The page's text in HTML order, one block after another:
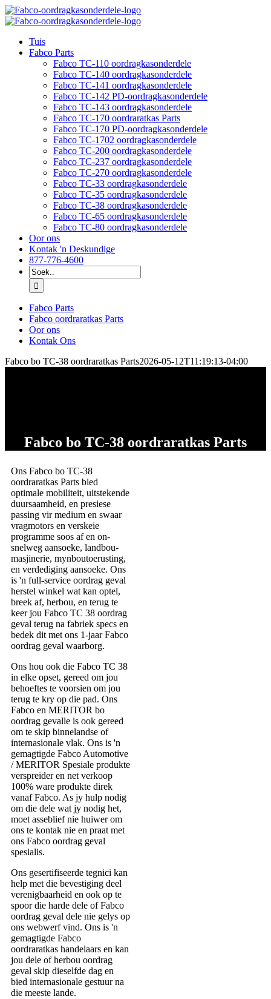
Slaan
oor
inhoudTuis
Fabco Parts
Fabco TC-110 oordragkasonderdele
Fabco TC-140 oordragkasonderdele
Fabco TC-141 oordragkasonderdele
Fabco TC-142 PD-oordragkasonderdele
Fabco TC-143 oordragkasonderdele
Fabco TC-170 oordraratkas Parts
Fabco TC-170 PD-oordragkasonderdele
Fabco TC-1702 oordragkasonderdele
Fabco TC-200 oordragkasonderdele
Fabco TC-237 oordragkasonderdele
Fabco TC-270 oordragkasonderdele
Fabco TC-33 oordragkasonderdele
Fabco TC-35 oordragkasonderdele
Fabco TC-38 oordragkasonderdele
Fabco TC-65 oordragkasonderdele
Fabco TC-80 oordragkasonderdele
Oor ons
Kontak 'n Deskundige
877-776-4600
Soek
vir:
Fabco Parts
Fabco oordraratkas Parts
Oor ons
Kontak Ons
Fabco bo TC-38 oordraratkas Parts2026-05-12T11:19:13-04:00
Fabco bo TC-38 oordraratkas Parts
Ons Fabco bo TC-38
oordraratkas Parts bied
optimale mobiliteit, uitstekende
duursaamheid, en presiese
passing vir medium en swaar
vragmotors en verskeie
programme soos af en on-
snelweg aansoeke, landbou-
masjinerie, mynboutoerusting,
en verdediging aansoeke. Ons
is 'n full-service oordrag geval
herstel winkel wat kan optel,
breek af, herbou, en terug te
keer jou Fabco TC 38 oordrag
geval terug na fabriek specs en
bedek dit met ons 1-jaar Fabco
oordrag geval waarborg.
Ons hou ook die Fabco TC 38
in elke opset, gereed om jou
behoeftes te voorsien om jou
terug te kry op die pad. Ons
Fabco en MERITOR bo
oordrag gevalle is ook gereed
om te skip binnelandse of
internasionale vlak. Ons is 'n
gemagtigde Fabco Automotive
/ MERITOR Spesiale produkte
verspreider en net verkoop
100% ware produkte direk
vanaf Fabco. As jy hulp nodig
om die dele wat jy nodig het,
moet asseblief nie huiwer om
ons te kontak nie en praat met
ons Fabco oordrag geval
spesialis.
Ons gesertifiseerde tegnici kan
help met die bevestiging deel
verenigbaarheid en ook op te
spoor die harde dele of Fabco
oordrag geval dele nie gelys op
ons webwerf vind. Ons is 'n
gemagtigde Fabco
oordraratkas handelaars en kan
jou dele of herbou oordrag
geval skip dieselfde dag en
bied internasionale gestuur na
die meeste lande.